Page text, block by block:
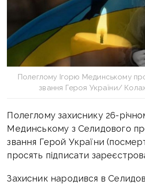
Полеглому Ігорю Мединському
звання Героя України/
Полеглому захиснику 26-
Мединському з Селидового
звання Герой України
просять підписати
Захисник народився в